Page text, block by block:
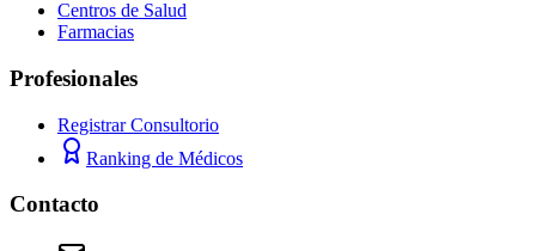
Centros de Salud
Farmacias
Profesionales
Registrar Consultorio
Ranking de Médicos
Contacto